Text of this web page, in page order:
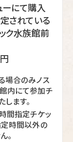
ーにて購入
定されている
ク水族館前
場合のみノス
内にて参加チ
します。
間指定チケッ
定時間以外の
。